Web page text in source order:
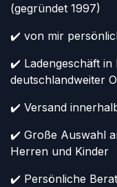
(gegründet 1997)
✔️ von mir
✔️ Ladengeschäft in
deutschlandweiter
✔️ Versand
✔️ Große Auswahl
Herren und Kinder
✔️ Persönliche